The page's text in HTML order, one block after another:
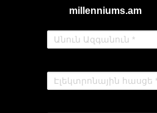
millenniums.am